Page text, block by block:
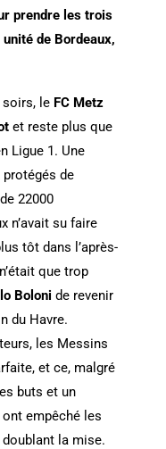
prendre les trois
de Bordeaux,
soirs, le FC Metz
et reste plus que
Ligue 1. Une
de
22000
n’avait su faire
tôt dans l’après-
que trop
Boloni de revenir
du Havre.
les Messins
et ce, malgré
buts et un
empêché les
doublant la mise.